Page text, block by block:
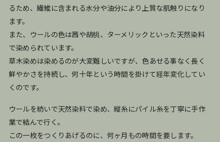
るため、繊維に含まれる水分や油分により上質な肌触りになり
ます。
また、ウールの色は茜や胡桃、ターメリックといった天然染料
で染められています。
草木染めは染めるのが大変難しいですが、色あせる事なく長く
鮮やかさを持続し、何十年という時間を掛けて経年変化してい
くのです。
ウールを紡いで天然染料で染め、縦糸にパイル糸を丁寧に手作
業で結んで行く。
この一枚をつくりあげるのに、何ヶ月もの時間を要します。